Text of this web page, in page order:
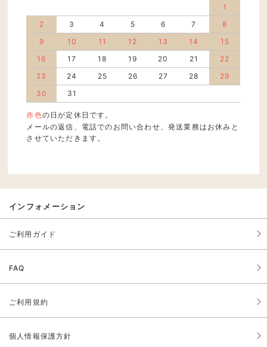
1
2
3 4 5 6 7
8
9
10 11 12 13 14
15
16
17 18 19 20 21
22
23
24 25 26 27 28
29
30
31
赤色の日が定休日です。
メールの返信、電話でのお問い合わせ、発送業務はお休みと
させていただきます。
インフォメーション
ご利用ガイド
FAQ
ご利用規約
個人情報保護方針